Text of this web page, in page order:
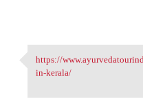
https://
https://
in-kerala/